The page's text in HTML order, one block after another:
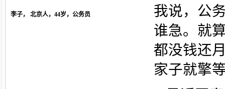
李子， 北京人，44岁，公务员
我说，公
谁急。就
都没钱还
家子就擎